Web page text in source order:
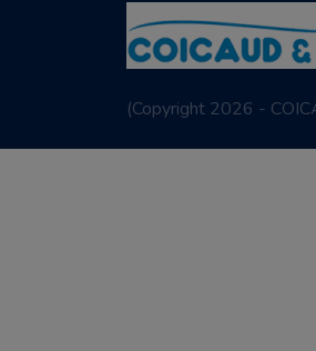
(Copyright 2026 -